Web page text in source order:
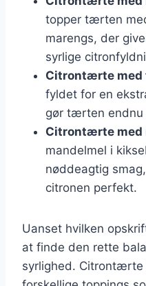
topper tærten
marengs, der
syrlige
Citrontærte med
fyldet for en
gør tærten
Citrontærte med
mandelmel i
nøddeagtig
citronen perfekt.
Uanset hvilken
at finde den rette
syrlighed. Citrontærte